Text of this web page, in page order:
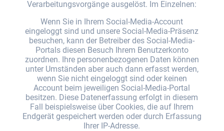
Verarbeitungsvorgänge ausgelöst. Im Einzelnen:
Wenn Sie in Ihrem Social-Media-Account
eingeloggt sind und unsere Social-Media-Präsenz
besuchen, kann der Betreiber des Social-Media-
Portals diesen Besuch Ihrem Benutzerkonto
zuordnen. Ihre personenbezogenen Daten können
unter Umständen aber auch dann erfasst werden,
wenn Sie nicht eingeloggt sind oder keinen
Account beim jeweiligen Social-Media-Portal
besitzen. Diese Datenerfassung erfolgt in diesem
Fall beispielsweise über Cookies, die auf Ihrem
Endgerät gespeichert werden oder durch Erfassung
Ihrer IP-Adresse.